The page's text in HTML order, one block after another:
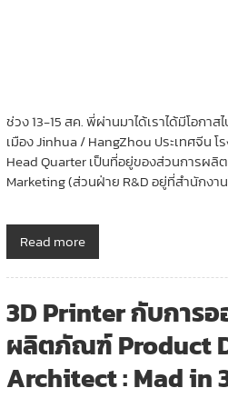
ช่วง 13-15 สค. พี่ผ่านมาได้เราได้มีโอกา
เมือง Jinhua / HangZhou ประเทศจีน โ
Head Quarter เป็นที่อยู่ของส่วนการผลิต
Marketing (ส่วนฝ่าย R&D อยู่ที่สำนักงา
Read more
3D Printer กับการ
ผลิตภัณฑ์ Product
Architect : Mad in